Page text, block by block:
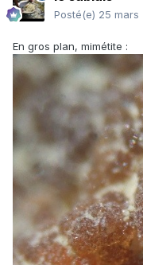
Posté(e) 25 mars
En gros plan, mimétite :